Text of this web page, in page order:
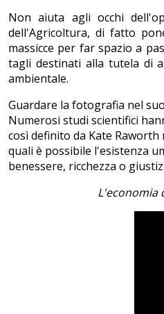
Non aiuta agli occhi
dell'Agricoltura, di fatto
massicce per far spazio a
tagli destinati alla tutela di
ambientale.
Guardare la fotografia nel
Numerosi studi scientifici
così definito da Kate
quali è possibile l'esistenza
benessere, ricchezza o
L'economia